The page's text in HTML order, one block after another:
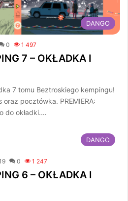
DANGO
0 1 497
7 – OKŁADKA I
7 tomu Beztroskiego kempingu!
pocztówka. PREMIERA:
do okładki.…
DANGO
0 1 247
6 – OKŁADKA I